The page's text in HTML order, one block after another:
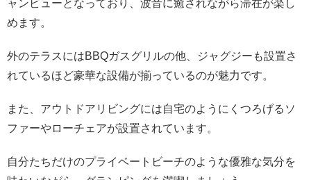
ャンビューとなっており、波音に癒されながら滞在が楽し
めます。
外のテラスにはBBQガスグリルの他、ジャグジーも設置さ
れているほど豪華な設備が揃っているのが魅力です。
また、アウトドアリビングには自宅のようにくつろげるソ
ファーやローチェアが設置されています。
自分たちだけのプライベートビーチのような優雅な気分を